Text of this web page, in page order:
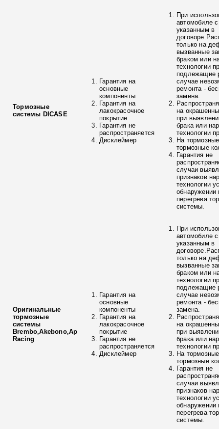
Тормозные
системы DICASE
Гарантия на
основные
компоненты
Гарантия на
лакокрасочное
покрытие
Гарантия не
распространяется
Дисклеймер
При
автомобиле
указанным в
только на
вызванные
браком или
технологии
подлежащие
случае
ремонта -
замена.
на
при
брака или
технологии
На
тормозные
Гарантия не
случаи
признаков
технологии
обнаружении
перегрева
системы.
Оригинальные
тормозные
системы
Brembo,Akebono,Ap
Racing
Гарантия на
основные
компоненты
Гарантия на
лакокрасочное
покрытие
Гарантия не
распространяется
Дисклеймер
При
автомобиле
указанным в
только на
вызванные
браком или
технологии
подлежащие
случае
ремонта -
замена.
на
при
брака или
технологии
На
тормозные
Гарантия не
случаи
признаков
технологии
обнаружении
перегрева
системы.